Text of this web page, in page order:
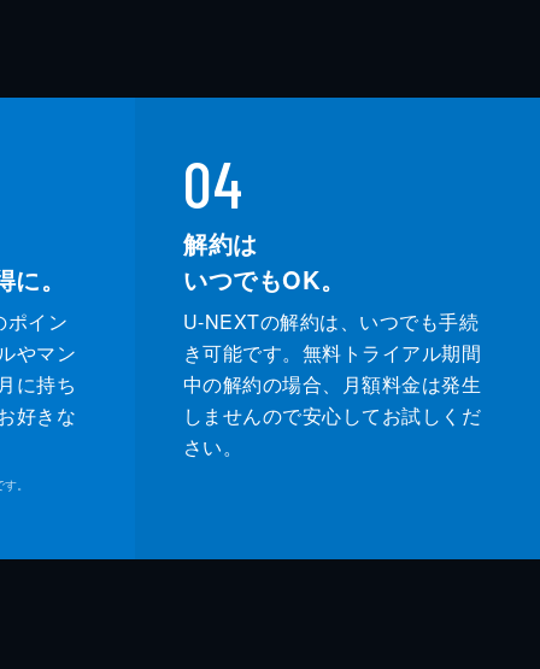
。
ポイン
やマン
に持ち
好きな
。
04
解約は
いつでもOK。
U-NEXTの解約は、いつでも手続
き可能です。無料トライアル期間
中の解約の場合、月額料金は発生
しませんので安心してお試しくだ
さい。